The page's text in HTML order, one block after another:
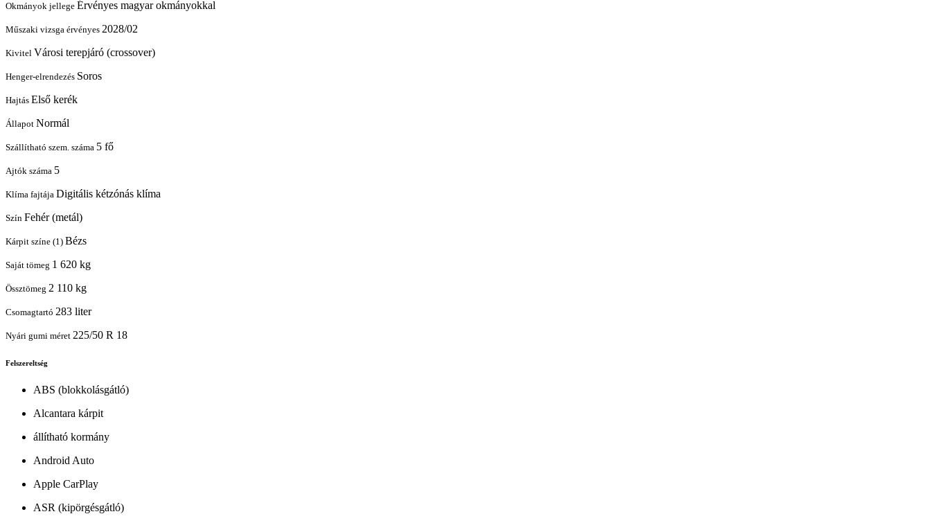
Okmányok jellege Érvényes magyar okmányokkal
Műszaki vizsga érvényes 2028/02
Kivitel Városi terepjáró (crossover)
Henger-elrendezés Soros
Hajtás Első kerék
Állapot Normál
Szállítható szem. száma 5 fő
Ajtók száma 5
Klíma fajtája Digitális kétzónás klíma
Szín Fehér (metál)
Kárpit színe (1) Bézs
Saját tömeg 1 620 kg
Össztömeg 2 110 kg
Csomagtartó 283 liter
Nyári gumi méret 225/50 R 18
Felszereltség
ABS (blokkolásgátló)
Alcantara kárpit
állítható kormány
Android Auto
Apple CarPlay
ASR (kipörgésgátló)